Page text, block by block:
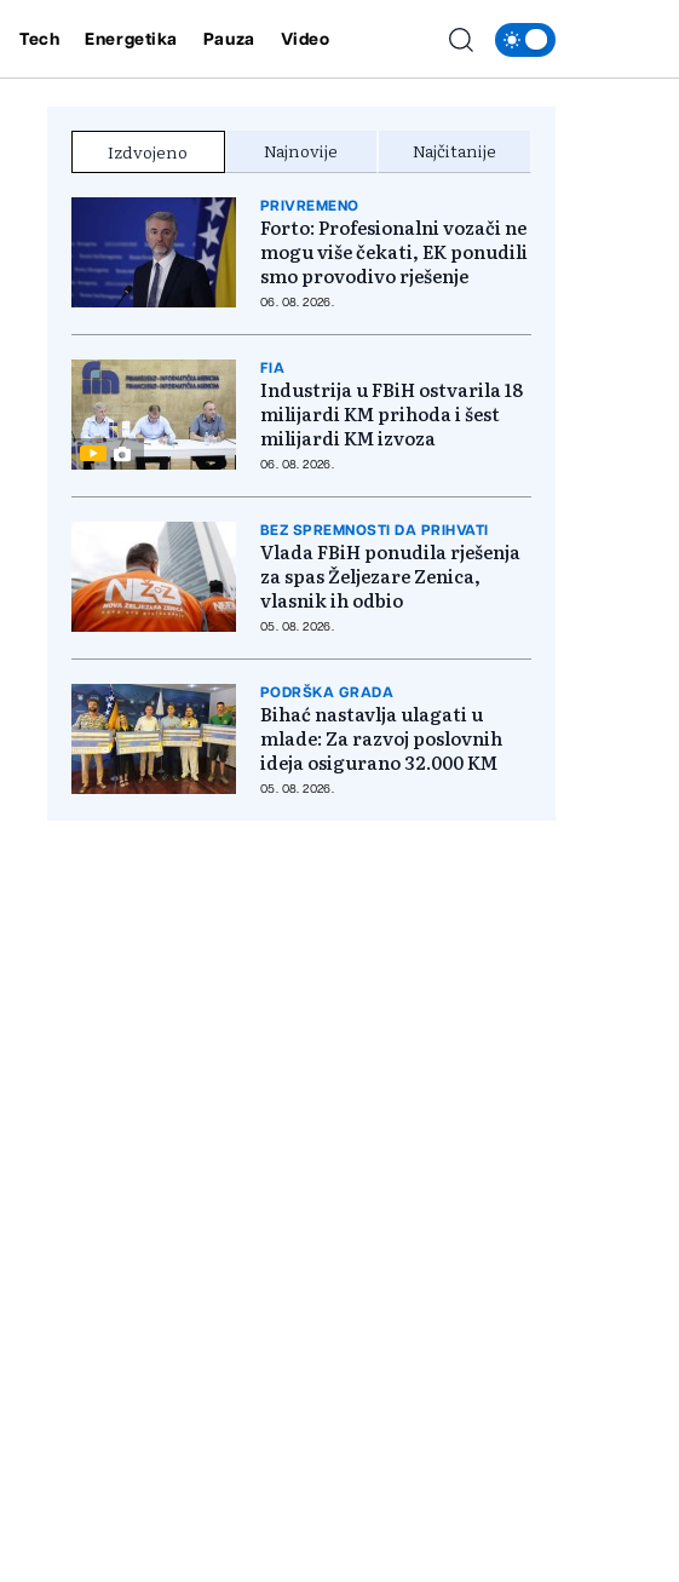
Tech Energetika Pauza Video
Izdvojeno Najnovije Najčitanije
PRIVREMENO
Forto: Profesionalni vozači ne
mogu više čekati, EK ponudili
smo provodivo rješenje
06. 08. 2026.
FIA
Industrija u FBiH ostvarila 18
milijardi KM prihoda i šest
milijardi KM izvoza
06. 08. 2026.
BEZ SPREMNOSTI DA PRIHVATI
Vlada FBiH ponudila rješenja
za spas Željezare Zenica,
vlasnik ih odbio
05. 08. 2026.
PODRŠKA GRADA
Bihać nastavlja ulagati u
mlade: Za razvoj poslovnih
ideja osigurano 32.000 KM
05. 08. 2026.